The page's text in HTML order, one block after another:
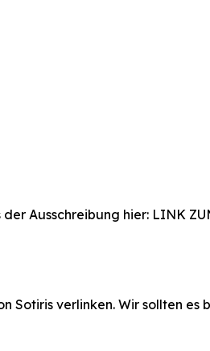
Ausschreibung hier: LINK
Sotiris verlinken. Wir sollten es